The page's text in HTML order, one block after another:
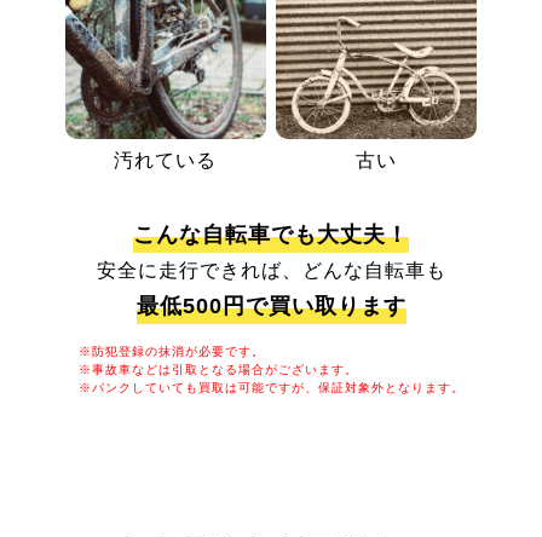
汚れている 古い
こんな自転車でも大丈夫！
安全に走行できれば、どんな自転車も
最低500円で買い取ります
※防犯登録の抹消が必要です。
※事故車などは引取となる場合がございます。
※パンクしていても買取は可能ですが、保証対象外となります。